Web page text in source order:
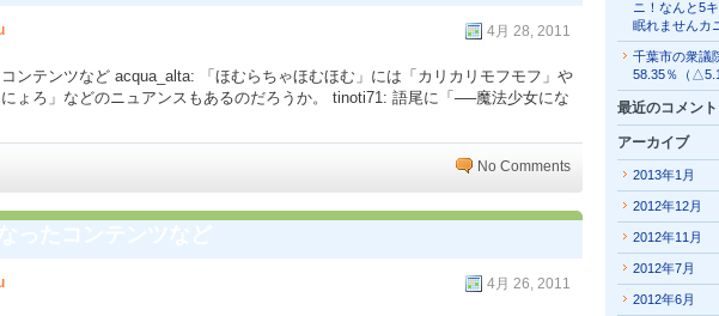
4月 28, 2011
ンテンツなど acqua_alta: 「ほむらちゃほむほむ」には「カリカリモフモフ」や
にょろ」などのニュアンスもあるのだろうか。 tinoti71: 語尾に「──魔法少女にな
No Comments
4月 26, 2011
ニ！なんと5
眠れませんカ
千葉市の衆議
58.35％（
最近のコメント
アーカイブ
2013年1月
2012年12月
2012年11月
2012年7月
2012年6月